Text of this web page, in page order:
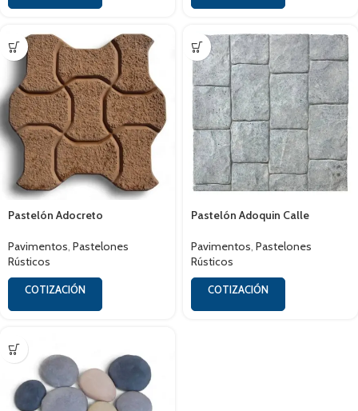
Pastelón Adocreto
Pavimentos, Pastelones
Rústicos
COTIZACIÓN
Pastelón Adoquin Calle
Pavimentos, Pastelones
Rústicos
COTIZACIÓN